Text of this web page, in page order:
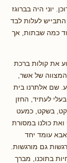
יוני היה בברוגז
התבייש לעלות לבד
כמה שבתות, אך
את קולות ברכת
של אשר,
שם אלתרנו בית
לעתיד, החזן
בשקט, כמעט
ואת כולנו במסורת
עומד יחד
גם מורגשות.
בתוכנו, מברך